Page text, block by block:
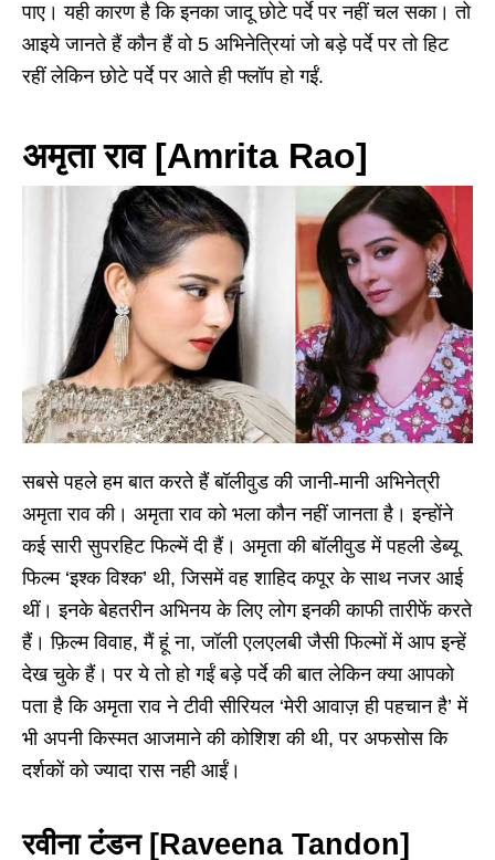
पाए। यही कारण है कि इनका जादू छोटे पर्दे पर नहीं चल सका। तो
आइये जानते हैं कौन हैं वो 5 अभिनेत्रियां जो बड़े पर्दे पर तो हिट
रहीं लेकिन छोटे पर्दे पर आते ही फ्लॉप हो गईं.
अमृता राव [Amrita Rao]
सबसे पहले हम बात करते हैं बॉलीवुड की जानी-मानी अभिनेत्री
अमृता राव की। अमृता राव को भला कौन नहीं जानता है। इन्होंने
कई सारी सुपरहिट फिल्में दी हैं। अमृता की बॉलीवुड में पहली डेब्यू
फिल्म ‘इश्क विश्क’ थी, जिसमें वह शाहिद कपूर के साथ नजर आई
थीं। इनके बेहतरीन अभिनय के लिए लोग इनकी काफी तारीफें करते
हैं। फ़िल्म विवाह, मैं हूं ना, जॉली एलएलबी जैसी फिल्मों में आप इन्हें
देख चुके हैं। पर ये तो हो गईं बड़े पर्दे की बात लेकिन क्या आपको
पता है कि अमृता राव ने टीवी सीरियल ‘मेरी आवाज़ ही पहचान है’ में
भी अपनी किस्मत आजमाने की कोशिश की थी, पर अफसोस कि
दर्शकों को ज्यादा रास नही आईं।
रवीना टंडन [Raveena Tandon]